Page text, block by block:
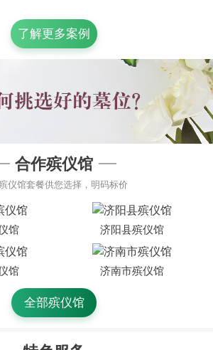
了解更多案例
合作殡仪馆
仪馆套餐供您选择，明码标价
馆 济阳县殡仪馆
馆 济南市殡仪馆
全部殡仪馆